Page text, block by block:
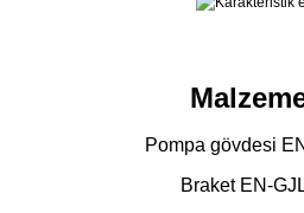
Pompa gövdesi
Braket EN-